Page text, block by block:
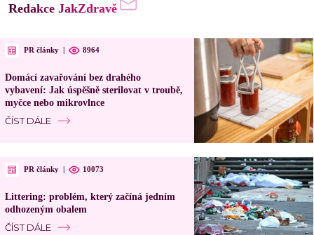
Redakce JakZdravě
PR články 8964
Domácí zavařování bez drahého
vybavení: Jak úspěšně sterilovat v troubě,
myčce nebo mikrovlnce
ČÍST DÁLE
PR články 10073
Littering: problém, který začíná jedním
odhozeným obalem
ČÍST DÁLE